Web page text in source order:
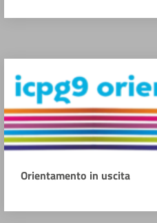
Orientamento in uscita